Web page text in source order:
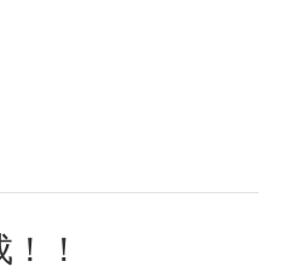
！